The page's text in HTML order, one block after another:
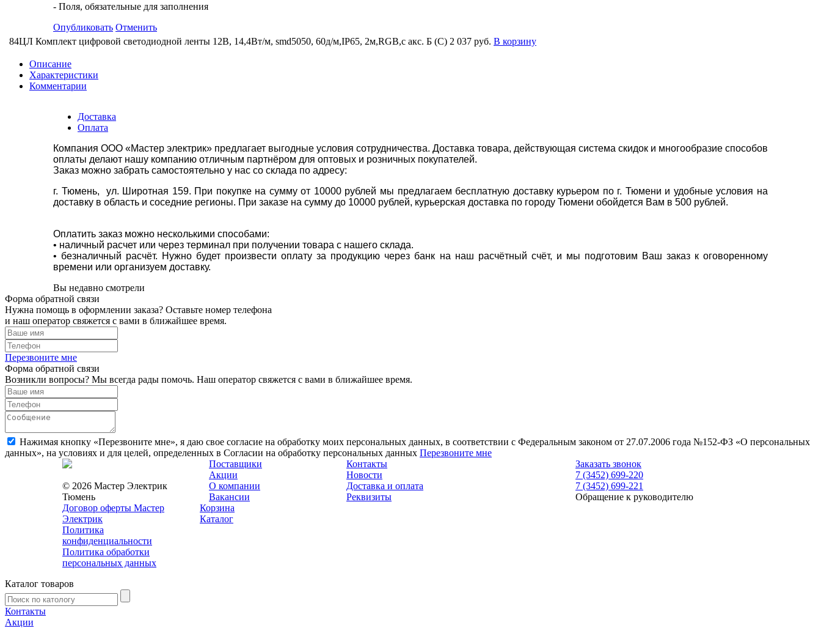
- Поля, обязательные для заполнения
Опубликовать Отменить
84ЦЛ Комплект цифровой светодиодной ленты 12В, 14,4Вт/м, smd5050, 60д/м,IP65, 2м,RGB,с акс. Б (С) 2 037 руб. В корзину
Описание
Характеристики
Комментарии
Доставка
Оплата
Компания ООО «Мастер электрик» предлагает выгодные условия сотрудничества. Доставка товара, действующая система скидок и многообразие способов
оплаты делают нашу компанию отличным партнёром для оптовых и розничных покупателей.
Заказ можно забрать самостоятельно у нас со склада по адресу:
г. Тюмень, ул. Широтная 159. При покупке на сумму от 10000 рублей мы предлагаем бесплатную доставку курьером по г. Тюмени и удобные условия на
доставку в область и соседние регионы. При заказе на сумму до 10000 рублей, курьерская доставка по городу Тюмени обойдется Вам в 500 рублей.
Оплатить заказ можно несколькими способами:
• наличный расчет или через терминал при получении товара с нашего склада.
• безналичный расчёт. Нужно будет произвести оплату за продукцию через банк на наш расчётный счёт, и мы подготовим Ваш заказ к оговоренному
времени или организуем доставку.
Вы недавно смотрели
Форма обратной связи
Нужна помощь в оформлении заказа? Оставьте номер телефона
и наш оператор свяжется с вами в ближайшее время.
Перезвоните мне
Форма обратной связи
Возникли вопросы? Мы всегда рады помочь. Наш оператор свяжется с вами в ближайшее время.
Нажимая кнопку «Перезвоните мне», я даю свое согласие на обработку моих персональных данных, в соответствии с Федеральным законом от 27.07.2006 года №152-ФЗ «О персональных
данных», на условиях и для целей, определенных в Согласии на обработку персональных данных Перезвоните мне
© 2026 Мастер Электрик
Тюмень
Договор оферты Мастер
Электрик
Политика
конфиденциальности
Политика обработки
персональных данных
Поставщики
Контакты
Акции
Новости
О компании
Доставка и оплата
Вакансии
Реквизиты
Заказать звонок
7 (3452) 699-220
7 (3452) 699-221
Обращение к руководителю
Корзина
Каталог
Каталог товаров
Контакты
Акции